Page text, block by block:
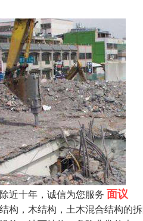
近十年，诚信为您服务 面议
构，木结构，土木混合结构的